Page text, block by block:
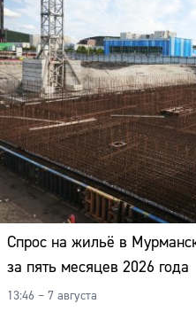
Спрос на жильё в
за пять месяцев 2026 года
13:46 – 7 августа